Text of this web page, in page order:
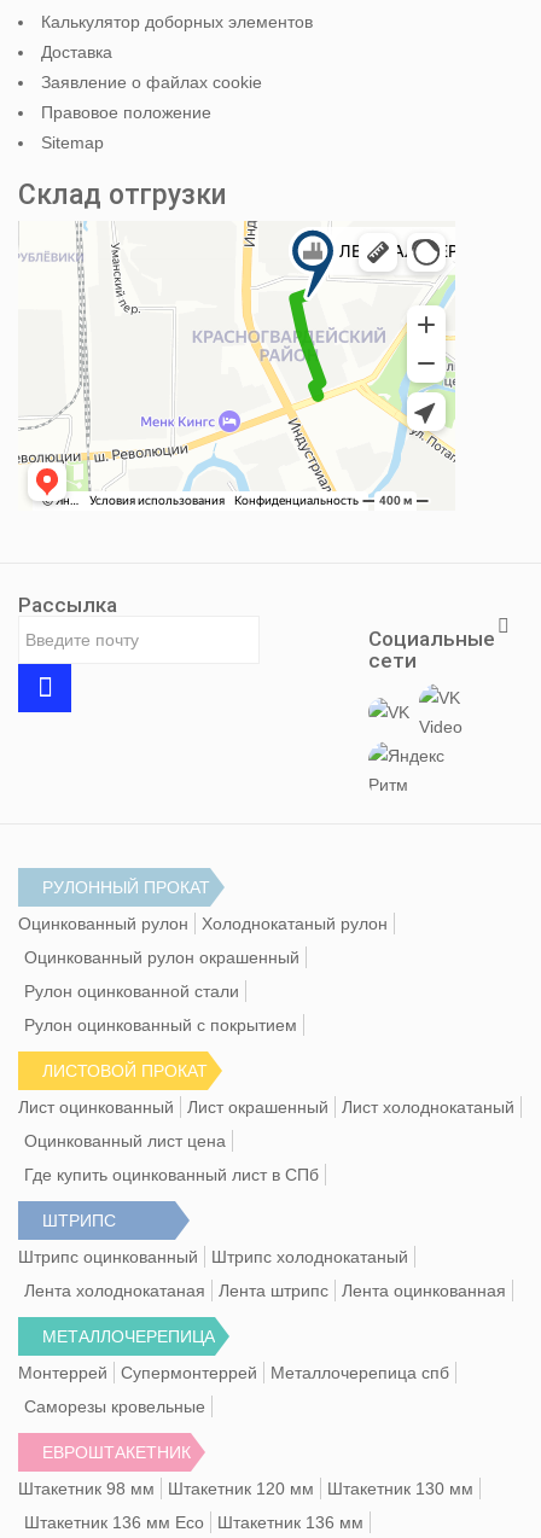
Калькулятор доборных элементов
Доставка
Заявление о файлах cookie
Правовое положение
Sitemap
Склад отгрузки
Рассылка
Социальные
сети
РУЛОННЫЙ ПРОКАТ
Оцинкованный рулон
Холоднокатаный рулон
Оцинкованный рулон окрашенный
Рулон оцинкованной стали
Рулон оцинкованный с покрытием
ЛИСТОВОЙ ПРОКАТ
Лист оцинкованный
Лист окрашенный
Лист холоднокатаный
Оцинкованный лист цена
Где купить оцинкованный лист в СПб
ШТРИПС
Штрипс оцинкованный
Штрипс холоднокатаный
Лента холоднокатаная
Лента штрипс Лента оцинкованная
МЕТАЛЛОЧЕРЕПИЦА
Монтеррей
Супермонтеррей
Металлочерепица спб
Саморезы кровельные
ЕВРОШТАКЕТНИК
Штакетник 98 мм
Штакетник 120 мм
Штакетник 130 мм
Штакетник 136 мм Eco
Штакетник 136 мм